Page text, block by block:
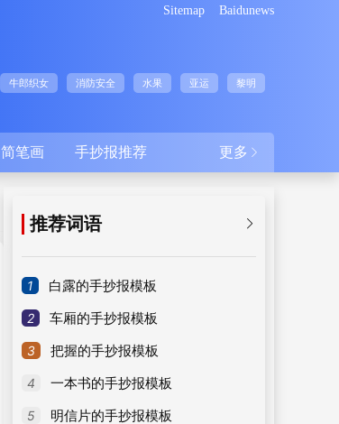
Sitemap Baidunews
牛郎织女 消防安全 水果 亚运 黎明
更多 
简笔画 手抄报推荐

推荐词语
1 白露的手抄报模板
2 车厢的手抄报模板
3 把握的手抄报模板
4 一本书的手抄报模板
5 明信片的手抄报模板